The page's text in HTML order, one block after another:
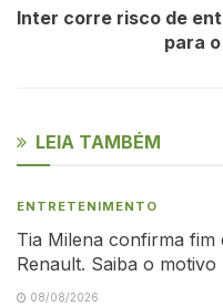
Inter corre risco de
para
LEIA TAMBÉM
ENTRETENIMENTO
Tia Milena confirma fim
Renault. Saiba o motivo
08/08/2026